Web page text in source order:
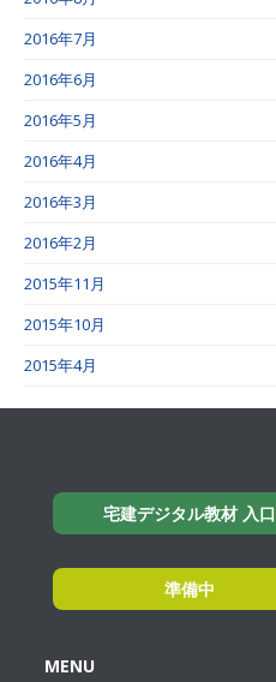
2016年7月
2016年6月
2016年5月
2016年4月
2016年3月
2016年2月
2015年11月
2015年10月
2015年4月
宅建デジタル教材 入口
準備中
MENU